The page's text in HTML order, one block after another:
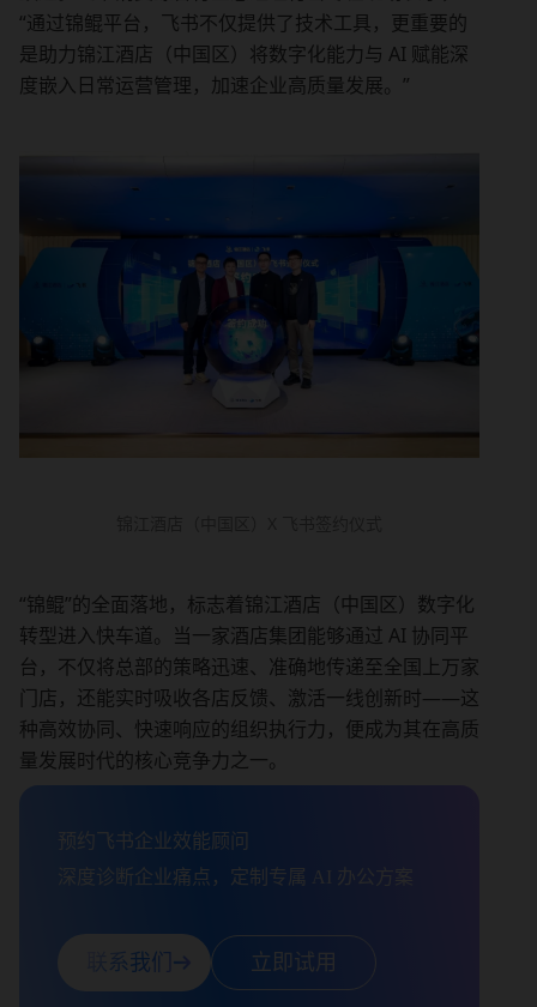
“通过锦鲲平台，飞书不仅提供了技术工具，更重要的
是助力锦江酒店（中国区）将数字化能力与 AI 赋能深
度嵌入日常运营管理，加速企业高质量发展。”
“锦鲲”的全面落地，标志着锦江酒店（中国区）数字化
转型进入快车道。当一家酒店集团能够通过 AI 协同平
台，不仅将总部的策略迅速、准确地传递至全国上万家
门店，还能实时吸收各店反馈、激活一线创新时——这
种高效协同、快速响应的组织执行力，便成为其在高质
量发展时代的核心竞争力之一。
预约飞书企业效能顾问
深度诊断企业痛点，定制专属 AI 办公方案
联系我们 立即试用